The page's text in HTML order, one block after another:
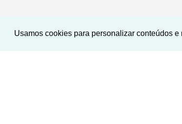
Usamos cookies para personalizar conteúdos